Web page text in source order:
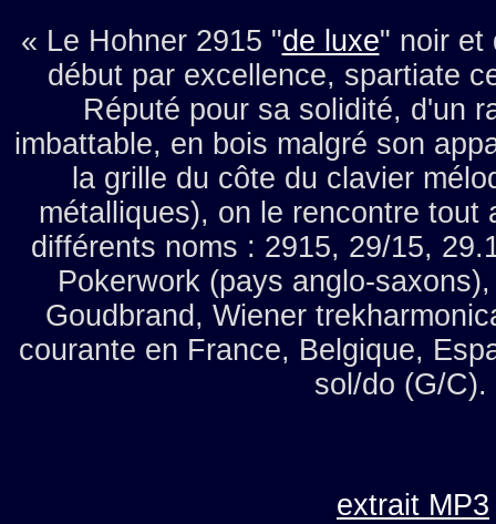
« Le Hohner 2915 "de luxe" noir et
début par excellence, spartiate
Réputé pour sa solidité, d'un
imbattable, en bois malgré son
la grille du côte du clavier
métalliques), on le rencontre tout
différents noms : 2915, 29/15,
Pokerwork (pays anglo-
Goudbrand, Wiener
courante en France, Belgique,
sol/do (G/C).
extrait MP3